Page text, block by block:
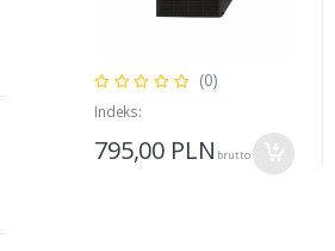
(0)
Indeks:
795,00 PLN brutto